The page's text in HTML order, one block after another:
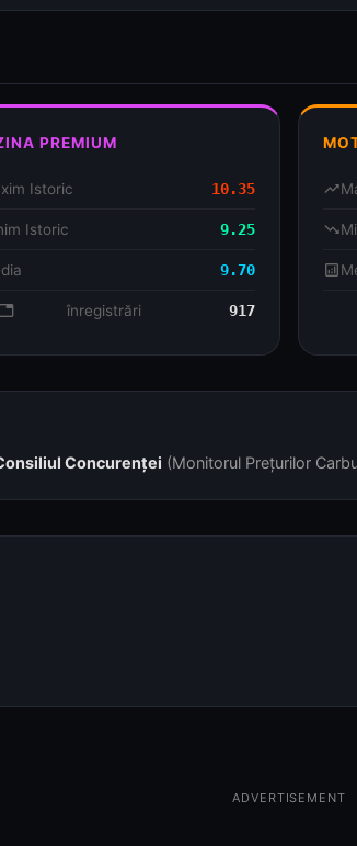
PREMIUM
Istoric 10.35
Istoric 9.25
9.70
înregistrări 917
trending_up
trending_down
analytics
Concurenței (Monitorul Prețurilor
ADVERTISEMENT